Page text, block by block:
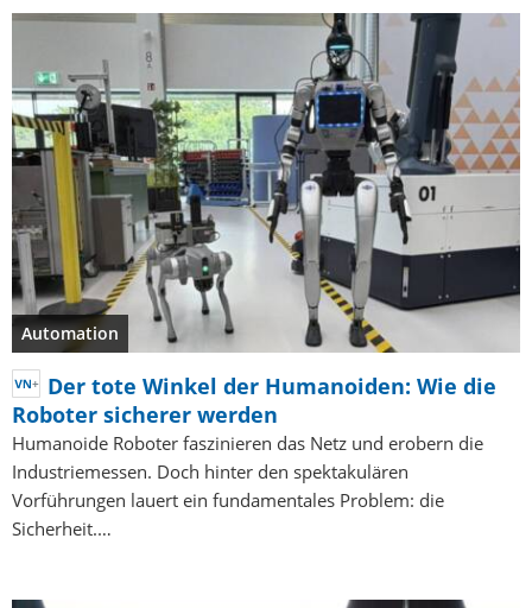
Automation
Der tote Winkel der Humanoiden: Wie die
Roboter sicherer werden
Humanoide Roboter faszinieren das Netz und erobern die
Industriemessen. Doch hinter den spektakulären
Vorführungen lauert ein fundamentales Problem: die
Sicherheit.…